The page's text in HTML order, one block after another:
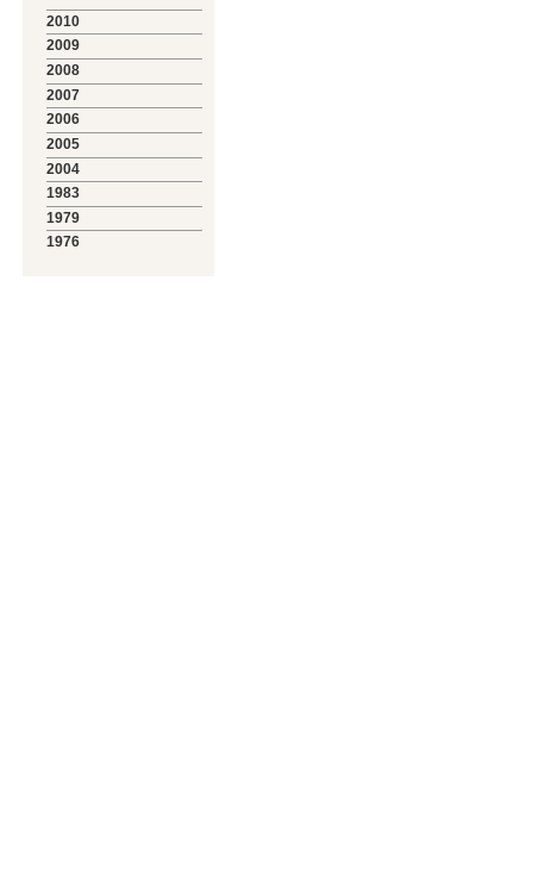
2010
2009
2008
2007
2006
2005
2004
1983
1979
1976